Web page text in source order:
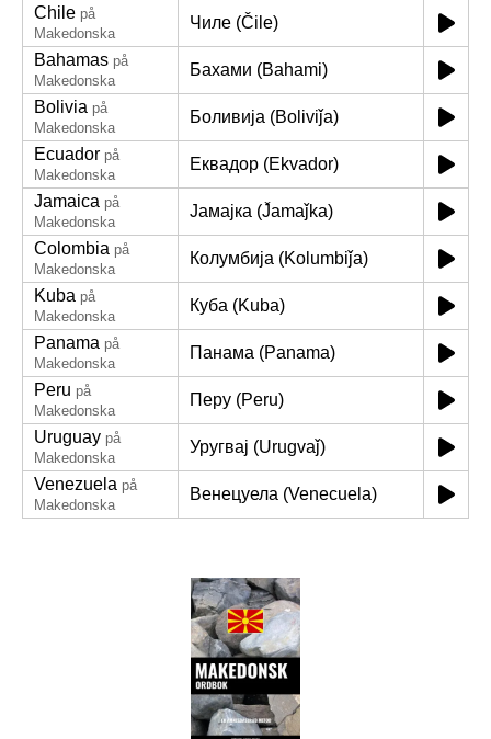
Chile på
Makedonska
Чиле (Čile)
Bahamas på
Makedonska
Бахами (Bahami)
Bolivia på
Makedonska
Боливија (Boliviǰa)
Ecuador på
Makedonska
Еквадор (Ekvador)
Jamaica på
Makedonska
Јамајка (J̌amaǰka)
Colombia på
Makedonska
Колумбија (Kolumbiǰa)
Kuba på
Makedonska
Куба (Kuba)
Panama på
Makedonska
Панама (Panama)
Peru på
Makedonska
Перу (Peru)
Uruguay på
Makedonska
Уругвај (Urugvaǰ)
Venezuela på
Makedonska
Венецуела (Venecuela)